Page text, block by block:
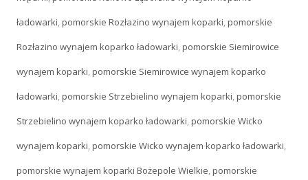
ładowarki,pomorskie Rozłazino wynajem koparki,pomorskie
Rozłazino wynajem koparko ładowarki,pomorskie Siemirowice
wynajem koparki,pomorskie Siemirowice wynajem koparko
ładowarki,pomorskie Strzebielino wynajem koparki,pomorskie
Strzebielino wynajem koparko ładowarki,pomorskie Wicko
wynajem koparki,pomorskie Wicko wynajem koparko ładowarki,
pomorskie wynajem koparki Bożepole Wielkie,pomorskie